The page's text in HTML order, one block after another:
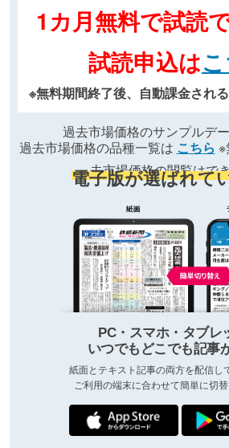
1カ月無料で試読
試読申込は
※無料期間終了後、自動課金され
過去市場価格のサンプルデ
過去市場価格の品種一覧は こちら ※
去市場価格の閲覧はで
電子版が選ばれて
PC・スマホ・タブレ
いつでもどこでも記事
紙面とテキスト記事の両方を配信し
ご利用の端末に合わせて簡単に切替